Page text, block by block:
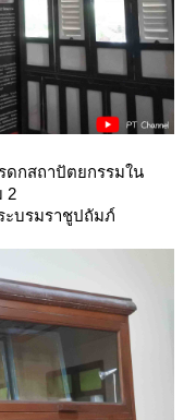
ดกสถาปัตยกรรมใน
2
ะบรมราชูปถัมภ์